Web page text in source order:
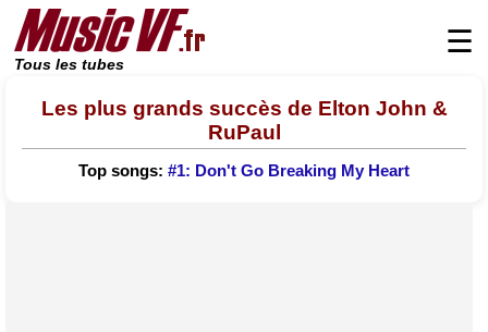
Tous les tubes
☰
Les plus grands succès de Elton John &
RuPaul
Top songs: #1: Don't Go Breaking My Heart